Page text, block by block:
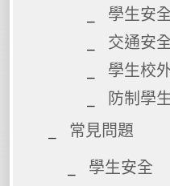
學生安
交通安
學生校
防制學
常見問題
學生安全